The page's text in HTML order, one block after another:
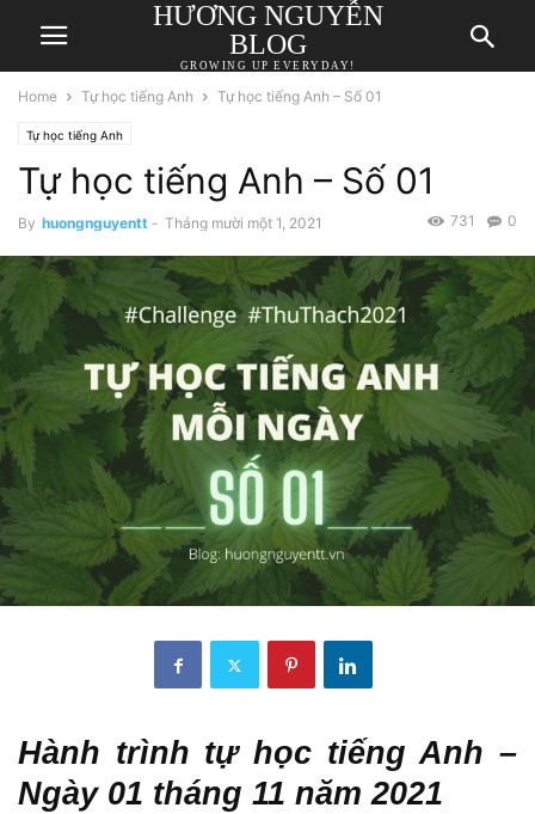
HƯƠNG NGUYỄN
BLOG
GROWING UP EVERYDAY!
Home Tự học tiếng Anh Tự học tiếng Anh – Số 01
Tự học tiếng Anh
Tự học tiếng Anh – Số 01
By huongnguyentt - Tháng mười một 1, 2021 0
731
Hành trình tự học tiếng Anh –
Ngày 01 tháng 11 năm 2021